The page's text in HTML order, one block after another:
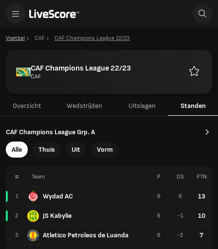
Voetbal CAF CAF Champions League 22/23
CAF Champions League 22/23
CAF
Overzicht Wedstrijden Uitslagen Standen
CAF Champions League Grp. A
Alle Thuis Uit Vorm
# Team
1 Wydad AC
2 JS Kabylie
3 Atletico Petroleos de Luanda
P DS PTN
6 6 13
6 -1 10
6 -2 7